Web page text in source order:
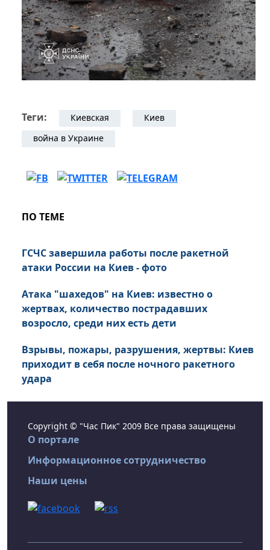
Теги: Киевская
Киев
война в Украине
ПО ТЕМЕ
ГСЧС завершила работы после ракетной
атаки России на Киев - фото
Атака "шахедов" на Киев: известно о
жертвах, количество пострадавших
возросло, среди них есть дети
Взрывы, пожары, разрушения, жертвы: Киев
приходит в себя после ночного ракетного
удара
Copyright © "Час Пик" 2009 Все права защищены
О портале
Информационное сотрудничество
Наши цены